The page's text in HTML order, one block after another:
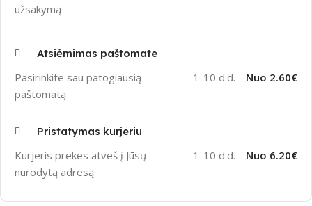
užsakymą
Atsiėmimas paštomate
Pasirinkite sau patogiausią
paštomatą
1-10 d.d. Nuo 2.60€
Pristatymas kurjeriu
Kurjeris prekes atveš į Jūsų
nurodytą adresą
1-10 d.d. Nuo 6.20€